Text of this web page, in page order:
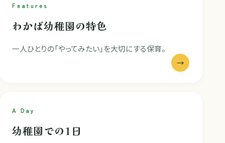
Features
わかば幼稚園の特色
一人ひとりの「やってみたい」を大切にする保育。
→
A Day
幼稚園での1日